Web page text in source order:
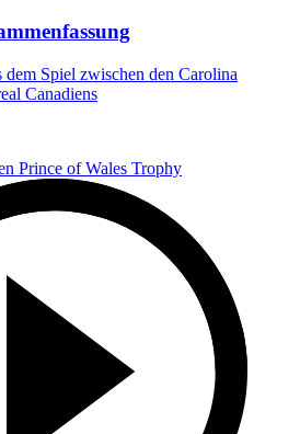
Spiel zwischen den Carolina
Canadiens